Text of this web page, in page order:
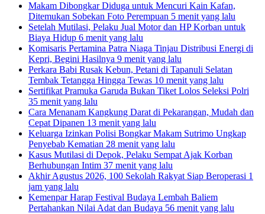
Makam Dibongkar Diduga untuk Mencuri Kain Kafan,
Ditemukan Sobekan Foto Perempuan 5 menit yang lalu
Setelah Mutilasi, Pelaku Jual Motor dan HP Korban untuk
Biaya Hidup 6 menit yang lalu
Komisaris Pertamina Patra Niaga Tinjau Distribusi Energi di
Kepri, Begini Hasilnya 9 menit yang lalu
Perkara Babi Rusak Kebun, Petani di Tapanuli Selatan
Tembak Tetangga Hingga Tewas 10 menit yang lalu
Sertifikat Pramuka Garuda Bukan Tiket Lolos Seleksi Polri
35 menit yang lalu
Cara Menanam Kangkung Darat di Pekarangan, Mudah dan
Cepat Dipanen 13 menit yang lalu
Keluarga Izinkan Polisi Bongkar Makam Sutrimo Ungkap
Penyebab Kematian 28 menit yang lalu
Kasus Mutilasi di Depok, Pelaku Sempat Ajak Korban
Berhubungan Intim 37 menit yang lalu
Akhir Agustus 2026, 100 Sekolah Rakyat Siap Beroperasi 1
jam yang lalu
Kemenpar Harap Festival Budaya Lembah Baliem
Pertahankan Nilai Adat dan Budaya 56 menit yang lalu